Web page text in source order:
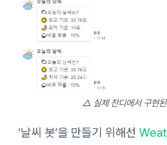
△ 실제 잔디에서 구현
‘날씨 봇’을 만들기 위해선